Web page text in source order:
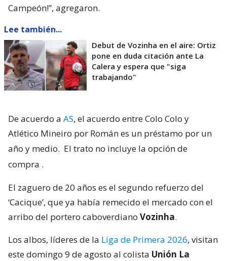
Campeón!”, agregaron.
Lee también...
Debut de Vozinha en el aire: Ortiz
pone en duda citación ante La
Calera y espera que "siga
trabajando"
De acuerdo a AS, el acuerdo entre Colo Colo y
Atlético Mineiro por Román es un préstamo por un
año y medio. El trato no incluye la opción de
compra .
El zaguero de 20 años es el segundo refuerzo del
‘Cacique’, que ya había remecido el mercado con el
arribo del portero caboverdiano Vozinha.
Los albos, líderes de la Liga de Primera 2026, visitan
este domingo 9 de agosto al colista Unión La